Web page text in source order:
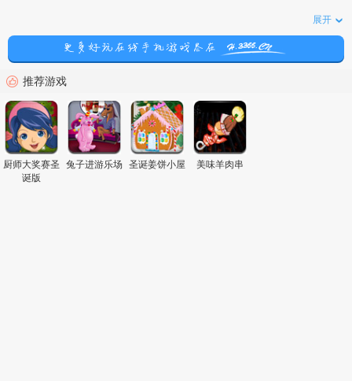
展开
推荐游戏
厨师大奖赛圣
诞版
兔子进游乐场 圣诞姜饼小屋 美味羊肉串